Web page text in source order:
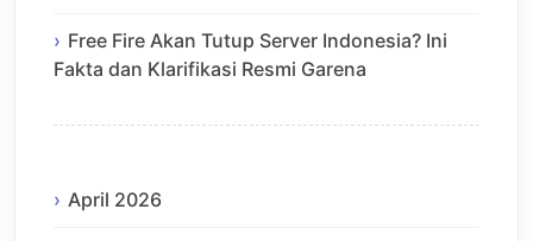
Free Fire Akan Tutup Server Indonesia? Ini
Fakta dan Klarifikasi Resmi Garena
April 2026